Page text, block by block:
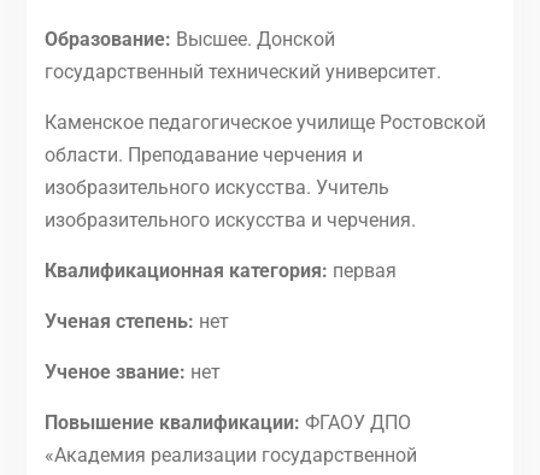
Образование: Высшее. Донской
государственный технический университет.
Каменское педагогическое училище Ростовской
области. Преподавание черчения и
изобразительного искусства. Учитель
изобразительного искусства и черчения.
Квалификационная категория: первая
Ученая степень: нет
Ученое звание: нет
Повышение квалификации: ФГАОУ ДПО
«Академия реализации государственной